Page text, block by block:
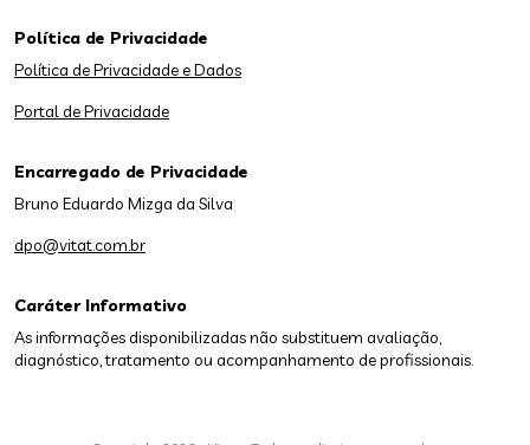
Caráter Informativo
As informações disponibilizadas não substituem avaliação,
diagnóstico, tratamento ou acompanhamento de profissionais.
Política de Privacidade
Política de Privacidade e Dados
Portal de Privacidade
Encarregado de Privacidade
Bruno Eduardo Mizga da Silva
dpo@vitat.com.br